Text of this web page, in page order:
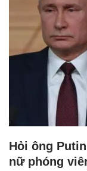
Hỏi ông
nữ phóng